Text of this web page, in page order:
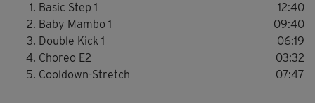
Bei den Einsteiger-Programmen werden alle
Grundschritte aus einfachen Basis-Bewegungen
wortwörtlich Step by Step aufgebaut, genau gezeigt und
erläutert. Jede Schrittfolge wird dann langsam erweitert
Basic Step 1
12:40
Baby Mambo 1
09:40
Double Kick 1
06:19
Choreo E2
03:32
Cooldown-Stretch
07:47